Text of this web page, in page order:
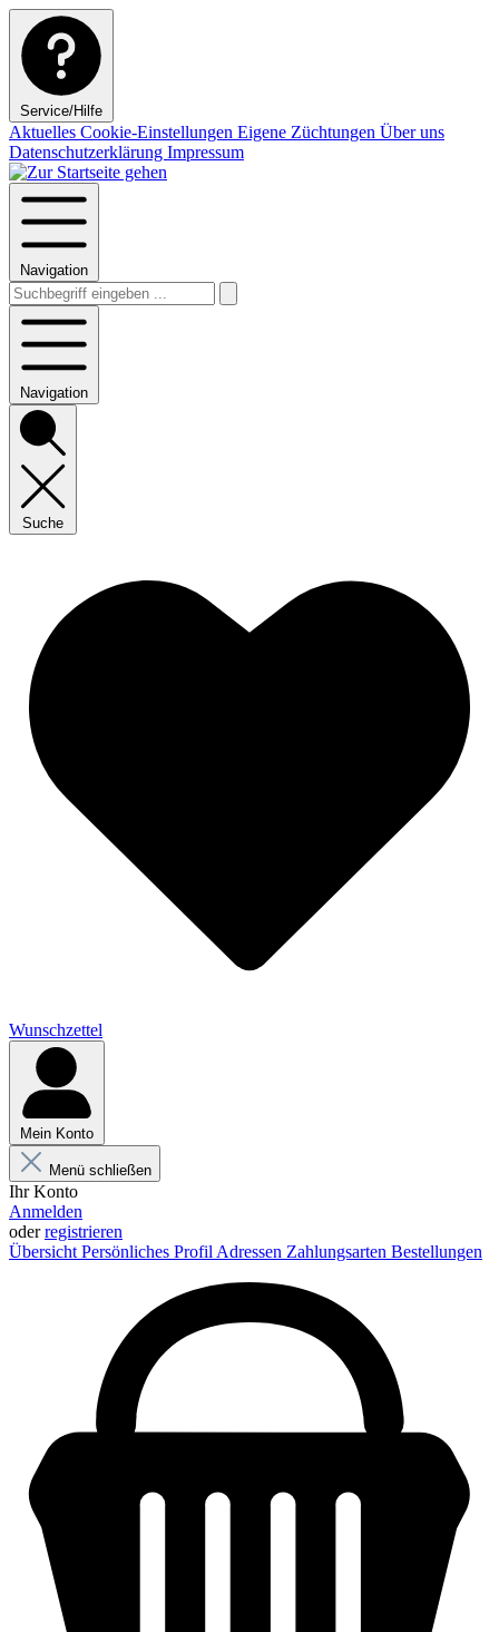
Service/Hilfe
Aktuelles Cookie-Einstellungen Eigene Züchtungen Über uns
Datenschutzerklärung Impressum
Navigation
Navigation
Suche
Wunschzettel
Mein Konto
Menü schließen
Ihr Konto
Anmelden
oderregistrieren
Übersicht Persönliches Profil Adressen Zahlungsarten Bestellungen